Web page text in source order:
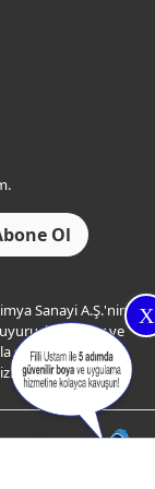
X
Sanayi A.Ş.'nin
hizmetler ve
şahsıma
veriyorum.